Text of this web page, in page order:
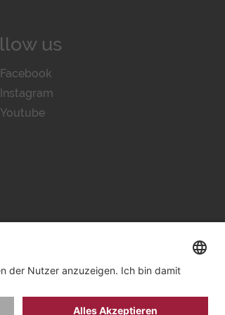
us
Facebook
Instagram
Youtube